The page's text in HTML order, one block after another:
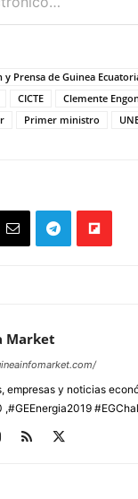
Prensa de Guinea
CICTE Clemente
Primer ministro
Market
empresas y noticias
,#GEEnergia2019